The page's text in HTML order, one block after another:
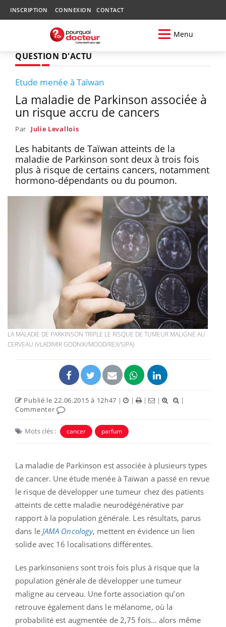
INSCRIPTION CONNEXION CONTACT
Menu
QUESTION D'ACTU
Etude menée à Taïwan
La maladie de Parkinson associée à
un risque accru de cancers
Par Julie Levallois
Les habitants de Taïwan atteints de la
maladie de Parkinson sont deux à trois fois
plus à risque de certains cancers, notamment
hormono-dépendants ou du poumon.
LA MALADIE DE PARKINSON TRIPLE LE RISQUE DE TUMEUR MALIGNE AU
CERVEAU (VLADIMIR GODNIK/MOOD/REX/SIPA)
Publié le 22.06.2015 à 12h47 | | | |
|
Commenter
Mots clés : cancer parfum
La maladie de Parkinson est associée à plusieurs types
de cancer. Une étude menée à Taïwan a passé en revue
le risque de développer une tumeur chez des patients
atteints de cette maladie neurodégénérative par
rapport à la population générale. Les résultats, parus
dans le JAMA Oncology, mettent en évidence un lien
solide avec 16 localisations différentes.
Les parkinsoniens sont trois fois plus à risque que la
population générale de développer une tumeur
maligne au cerveau. Une forte association qu’on
retrouve également dans le mélanome, où la
probabilité est augmentée de 2,75 fois… alors même